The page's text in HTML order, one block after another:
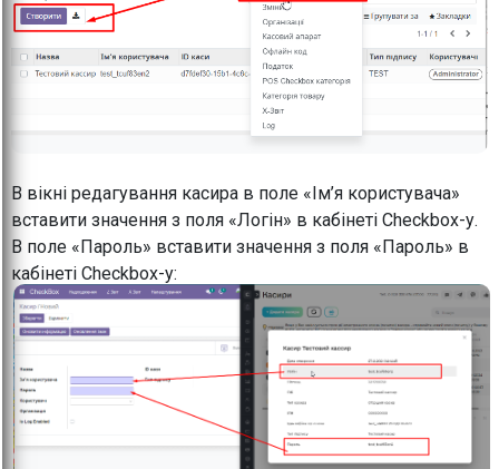
В вікні редагування касира в поле «Ім’я користувача»
вставити значення з поля «Логін» в кабінеті Checkbox-у.
В поле «Пароль» вставити значення з поля «Пароль» в
кабінеті Checkbox-у: